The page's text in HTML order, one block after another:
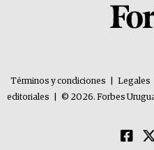
Términos y condiciones Legales
editoriales
© 2026. Forbes